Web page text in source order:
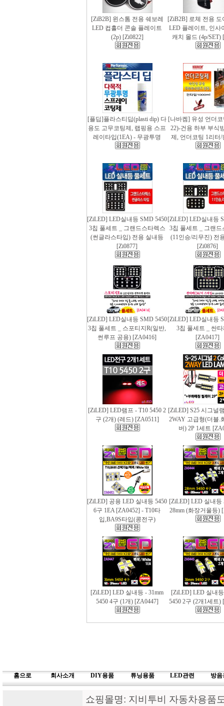
[ZiB2B] 윈스톰 전용 쉐보레
LED 컵홀더 콘솔 플레이트
(2p) [Zi0822]
[ZiB2B] 로체 전용 도
LED 플레이트, 인사
캐치 몰드 (4p/SET)
[플딥]플라스티딥(plasti dip) 다
용도 고무코팅제, 랩핑용 스프
레이타입(1EA) - 무광투명
[나바켐] 유성 언더
22)-건용 하부 부식
제, 언더코팅 1리터/
[ZiLED] LED실내등 SMD 5450
3칩 풀세트 _ 그랜드스타렉스
(썬글라스타입) 전용 실내등
[Zi0877]
[ZiLED] LED실내등
3칩 풀세트 _ 그랜드
(11인승/리무진) 전
[Zi0876]
[ZiLED] LED실내등 SMD 5450
3칩 풀세트 _ 스포티지R(일반,
썬루프 공용) [ZA0416]
[ZiLED] LED실내등
3칩 풀세트 _ 싼
[ZA0417]
[ZiLED] LED램프 - T10 5450 2
구 (2개) (레드) [ZA0511]
[ZiLED] S25 시그널
2WAY 고급형(더블.
버) 2P 1세트
[ZiLED] 공용 LED 실내등 5450
6구 1EA [ZA0452] - T10타
입,BA9S타입(콩전구)
[ZiLED] LED 실내등
28mm (화장거울등)
[ZiLED] LED 실내등 - 31mm
5450 4구 (1개) [ZA0447]
[ZiLED] LED 실내
5450 2구 (2개1세트)
홈으로 회사소개 DIY용품 튜닝용품 LED관련 방음
쇼핑몰명: 지비투비 자동차용품